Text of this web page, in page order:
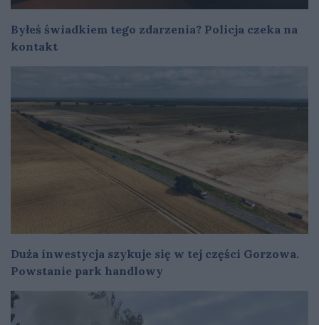
Byłeś świadkiem tego zdarzenia? Policja czeka na
kontakt
Duża inwestycja szykuje się w tej części Gorzowa.
Powstanie park handlowy